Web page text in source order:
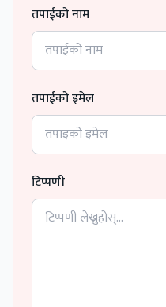
तपाईको नाम
तपाईको इमेल
टिप्पणी